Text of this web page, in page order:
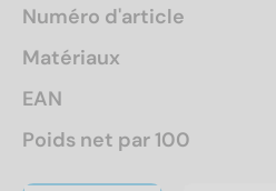
Numéro d'article
Matériaux
EAN
Poids net par 100